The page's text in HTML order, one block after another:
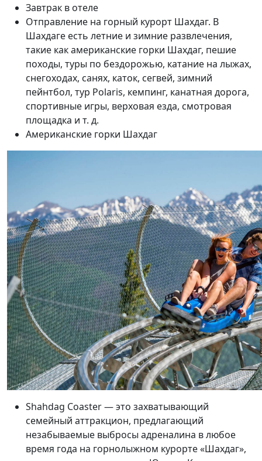
Завтрак в отеле
Отправление на горный курорт Шахдаг. В
Шахдаге есть летние и зимние развлечения,
такие как американские горки Шахдаг, пешие
походы, туры по бездорожью, катание на лыжах,
снегоходах, санях, каток, сегвей, зимний
пейнтбол, тур Polaris, кемпинг, канатная дорога,
спортивные игры, верховая езда, смотровая
площадка и т. д.
Американские горки Шахдаг
Shahdag Coaster — это захватывающий
семейный аттракцион, предлагающий
незабываемые выбросы адреналина в любое
время года на горнолыжном курорте «Шахдаг»,